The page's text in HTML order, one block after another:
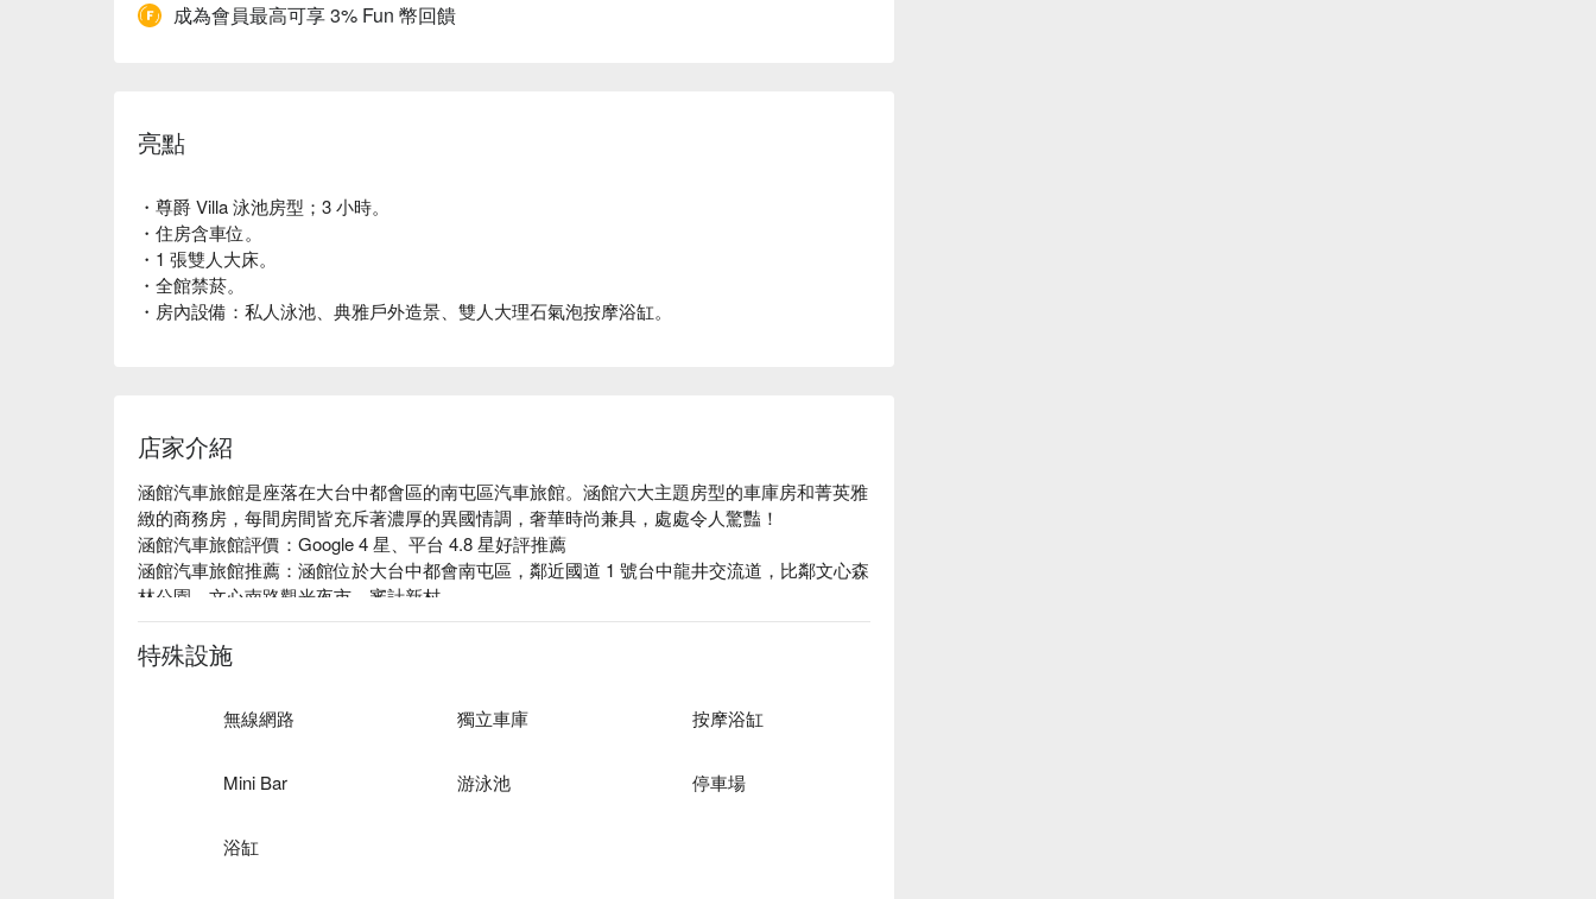
成為會員最高可享 3% Fun 幣回饋
亮點
・尊爵 Villa 泳池房型；3 小時。
・住房含車位。
・1 張雙人大床。
・全館禁菸。
・房內設備：私人泳池、典雅戶外造景、雙人大理石氣泡按摩浴缸。
店家介紹
涵館汽車旅館是座落在大台中都會區的南屯區汽車旅館。涵館六大主題房型的車庫房和菁英雅
緻的商務房，每間房間皆充斥著濃厚的異國情調，奢華時尚兼具，處處令人驚豔！
涵館汽車旅館評價：Google 4 星、平台 4.8 星好評推薦
涵館汽車旅館推薦：涵館位於大台中都會南屯區，鄰近國道 1 號台中龍井交流道，比鄰文心森
林公園、文心南路觀光夜市、審計新村。
涵館汽車旅館優惠、涵館汽車旅館住宿方案、涵館汽車旅館休息方案立刻查看⬇︎
特殊設施
無線網路 獨立車庫 按摩浴缸
Mini Bar 游泳池 停車場
浴缸